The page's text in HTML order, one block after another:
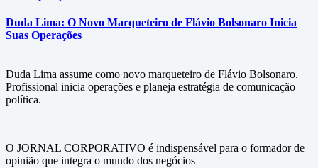
Duda Lima: O Novo Marqueteiro de Flávio Bolsonaro Inicia
Suas Operações
Duda Lima assume como novo marqueteiro de Flávio Bolsonaro.
Profissional inicia operações e planeja estratégia de comunicação
política.
O JORNAL CORPORATIVO é indispensável para o formador de
opinião que integra o mundo dos negócios